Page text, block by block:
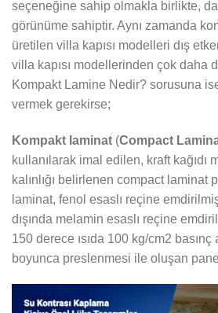
seçeneğine sahip olmakla birlikte,
görünüme sahiptir. Aynı zamanda
üretilen villa kapısı modelleri dış
villa kapısı modellerinden çok daha
Kompakt Lamine Nedir? sorusuna
vermek gerekirse;
Kompakt laminat (Compact
kullanılarak imal edilen, kraft kağıdı
kalınlığı belirlenen compact laminat
laminat, fenol esaslı reçine
dışında melamin esaslı reçine
150 derece ısıda 100 kg/cm2 basınç
boyunca preslenmesi ile oluşan